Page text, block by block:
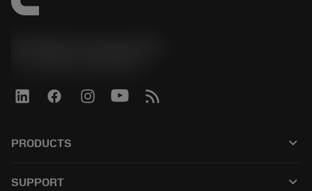
PRODUCTS keyboard_arrow_down
SUPPORT keyboard_arrow_down